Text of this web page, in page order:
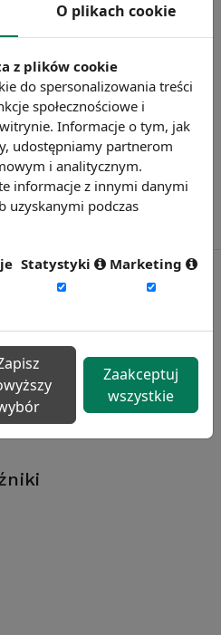
O plikach cookie
z plików cookie
do spersonalizowania treści
społecznościowe i
Informacje o tym, jak
udostępniamy partnerom
i analitycznym.
informacje z innymi danymi
uzyskanymi podczas
Statystyki Marketing
Zaakceptuj
wszystkie